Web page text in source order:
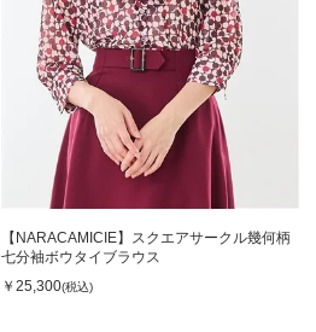
【NARACAMICIE】スクエアサークル幾何柄
七分袖ボウタイブラウス
￥25,300(税込)